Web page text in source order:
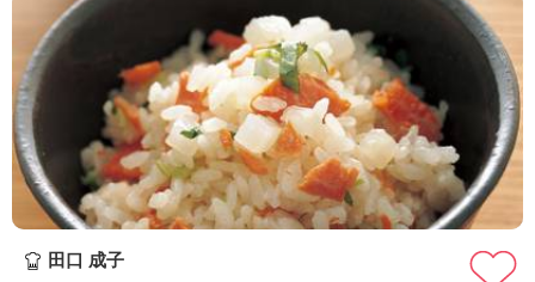
K
エ
デ
ュ
ケ
ー
シ
ョ
ナ
田口 成子